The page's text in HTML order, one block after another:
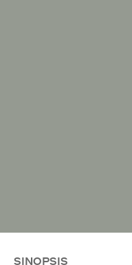
SINOPSIS